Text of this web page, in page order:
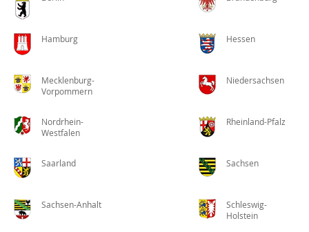
Hamburg Hessen
Mecklenburg-
Vorpommern
Niedersachsen
Nordrhein-
Westfalen
Rheinland-Pfalz
Saarland Sachsen
Sachsen-Anhalt
Schleswig-
Holstein